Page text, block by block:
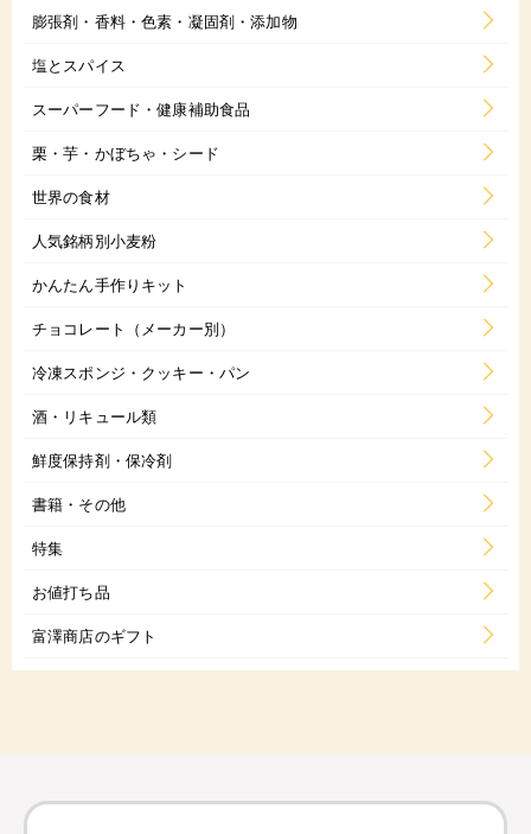
膨張剤・香料・色素・凝固剤・添加物
塩とスパイス
スーパーフード・健康補助食品
栗・芋・かぼちゃ・シード
世界の食材
人気銘柄別小麦粉
かんたん手作りキット
チョコレート（メーカー別）
冷凍スポンジ・クッキー・パン
酒・リキュール類
鮮度保持剤・保冷剤
書籍・その他
特集
お値打ち品
富澤商店のギフト